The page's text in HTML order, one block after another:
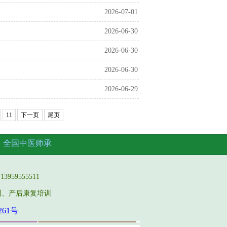
2026-07-01
2026-06-30
2026-06-30
2026-06-30
2026-06-29
11 下一页 尾页
产后康复培训
号
全国中医师承